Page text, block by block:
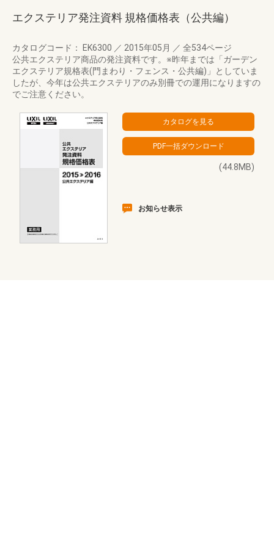
エクステリア発注資料 規格価格表（公共編）
カタログコード： EK6300 ／ 2015年05月 ／ 全534ページ
公共エクステリア商品の発注資料です。※昨年までは「ガーデン
エクステリア規格表(門まわり・フェンス・公共編)」としていま
したが、今年は公共エクステリアのみ別冊での運用になりますの
でご注意ください。
(44.8MB)
お知らせ表示